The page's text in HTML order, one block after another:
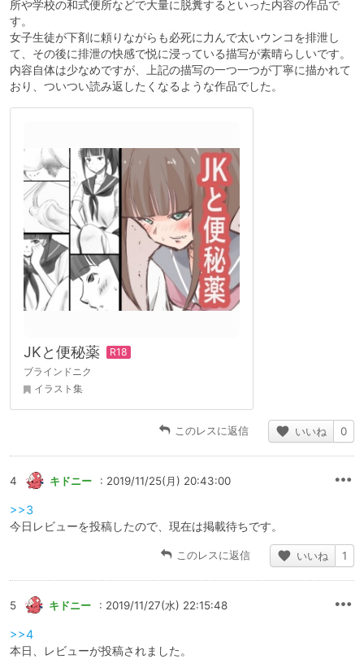
所や学校の和式便所などで大量に脱糞するといった内容の作品で
す。
女子生徒が下剤に頼りながらも必死に力んで太いウンコを排泄し
て、その後に排泄の快感で悦に浸っている描写が素晴らしいです。
内容自体は少なめですが、上記の描写の一つ一つが丁寧に描かれて
おり、ついつい読み返したくなるような作品でした。
JKと便秘薬
ブラインドニク
イラスト集
このレスに返信 いいね 0
4 キドニー : 2019/11/25(月) 20:43:00
>>3
今日レビューを投稿したので、現在は掲載待ちです。
このレスに返信 いいね 1
5 キドニー : 2019/11/27(水) 22:15:48
>>4
本日、レビューが投稿されました。